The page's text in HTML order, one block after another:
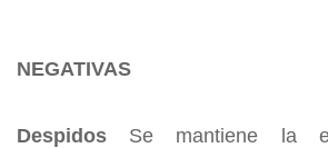
NEGATIVAS
Despidos Se mantiene la